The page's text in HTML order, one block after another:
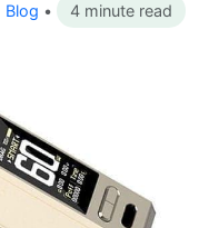
Blog • 4 minute read